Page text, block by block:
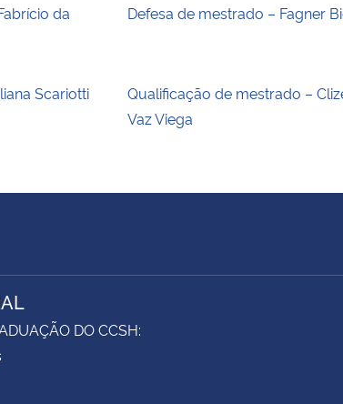
da
Defesa de mestrado – Fagner
Scariotti
Qualificação de mestrado –
Vaz Viega
DO CCSH: